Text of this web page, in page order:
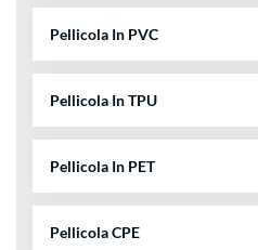
Pellicola In PVC
Pellicola In TPU
Pellicola In PET
Pellicola CPE